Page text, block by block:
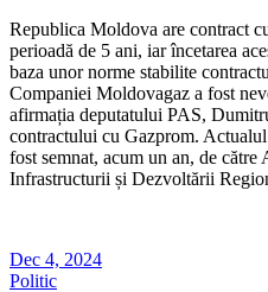
Republica Moldova are contract
perioadă de 5 ani, iar încetarea
baza unor norme stabilite
Companiei Moldovagaz a fost
afirmația deputatului PAS,
contractului cu Gazprom.
fost semnat, acum un an, de
Infrastructurii și Dezvoltării
Dec 4, 2024
Politic